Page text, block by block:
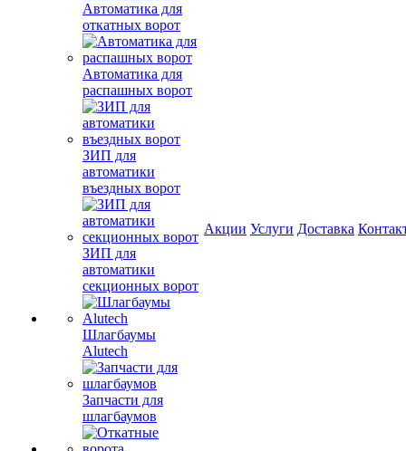
Автоматика для
откатных ворот
Автоматика для
распашных ворот
ЗИП для
автоматики
въездных ворот
ЗИП для
автоматики
секционных ворот
Шлагбаумы
Alutech
Запчасти для
шлагбаумов
Акции Услуги Доставка